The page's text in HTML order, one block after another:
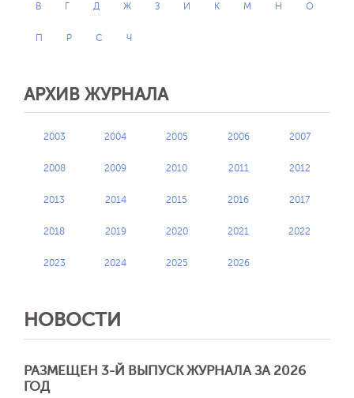
В Г Д Ж З И К М Н О
П Р С Ч
АРХИВ ЖУРНАЛА
2003 2004 2005 2006 2007
2008 2009 2010 2011 2012
2013 2014 2015 2016 2017
2018 2019 2020 2021 2022
2023 2024 2025 2026
НОВОСТИ
РАЗМЕЩЕН 3-Й ВЫПУСК ЖУРНАЛА ЗА 2026
ГОД